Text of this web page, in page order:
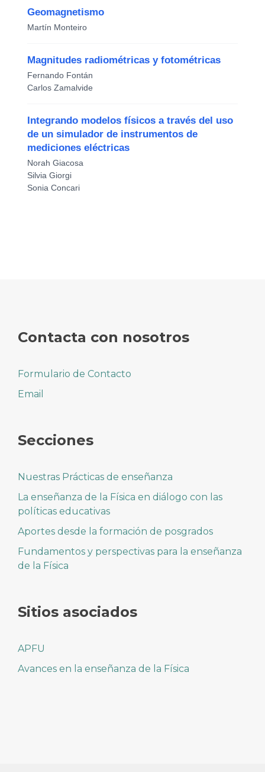
Geomagnetismo
Martín Monteiro
Magnitudes radiométricas y fotométricas
Fernando Fontán
Carlos Zamalvide
Integrando modelos físicos a través del uso
de un simulador de instrumentos de
mediciones eléctricas
Norah Giacosa
Silvia Giorgi
Sonia Concari
Contacta con nosotros
Formulario de Contacto
Email
Secciones
Nuestras Prácticas de enseñanza
La enseñanza de la Física en diálogo con las
políticas educativas
Aportes desde la formación de posgrados
Fundamentos y perspectivas para la enseñanza
de la Física
Sitios asociados
APFU
Avances en la enseñanza de la Física